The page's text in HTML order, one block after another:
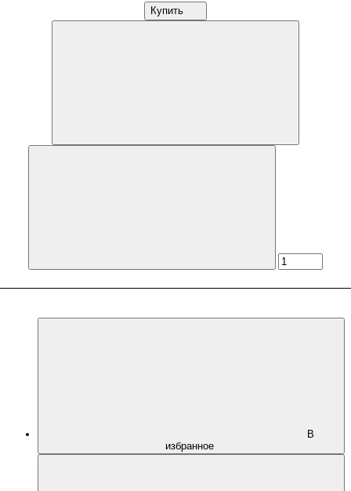
Купить
В
избранное